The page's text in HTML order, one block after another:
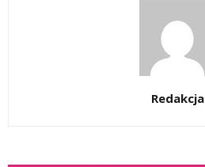
Redakcja